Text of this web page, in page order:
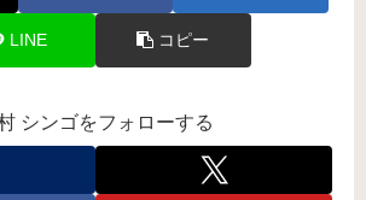
LINE コピー
シンゴをフォローする